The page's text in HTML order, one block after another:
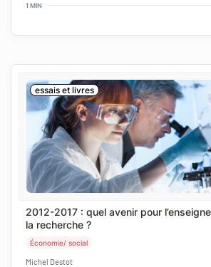
1 MIN
essais et livres
2012-2017 : quel avenir pour
la recherche ?
Économie/ social
Michel Destot